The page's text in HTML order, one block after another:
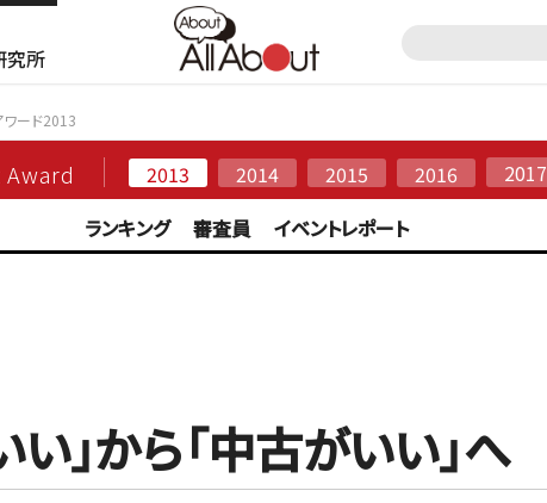
究所
ワード2013
2013 2014 2015 2016
2017
ランキング
審査員 イベントレポート
い」から「中古がいい」へ